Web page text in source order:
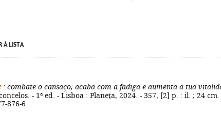
À LISTA
: combate o cansaço, acaba com a fadiga e aumenta a tua
- 1ª ed. - Lisboa : Planeta, 2024. - 357, [2] p. : il. ; 24 cm.
876-6